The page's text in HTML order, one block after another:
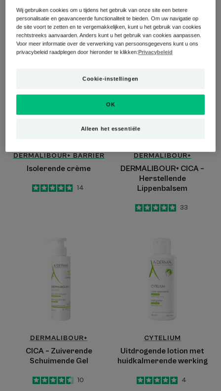
‘ijsblokjeseffect’ en arnica
5
/
5
-
17
verfrissend effect roll-on
Isolerende
DERMALIBOUR+ BARRIER
Isolerende crème
4.9
/5
14
DERMALIBOUR+
Lippenbalsem
DERMALIBOUR+
DERMALIBOUR+ CICA –
Herstellende
Lippenbalsem
5
/
5
33
Schuimende
Gel
DERMALIBOUR+
CICA – Zuiverende
Schuimende Gel
4.6
/5
10
huidkalmerende
CYTELIUM
Uitdrogende lotion met
huidkalmerende werking
5
/5
4
Wij gebruiken cookies om u tijdens het gebruik van onze site een betere
personalisatie en geavanceerde functionaliteit te bieden. Om uw navigatie op
de site voort te zetten en te vergemakkelijken, kunt u het gebruik van cookies
rechtstreeks aanvaarden. Anders kunt u het gebruik van cookies aanpassen.
Voor meer informatie over de verwerking van persoonsgegevens kunt u ons
privacybeleid raadplegen door hieronder te klikken:Privacybeleid
Cookie-instellingen
Alleen het essentiële
OK